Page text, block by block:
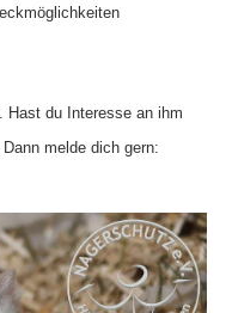
Hast du Interesse an ihm
melde dich gern: